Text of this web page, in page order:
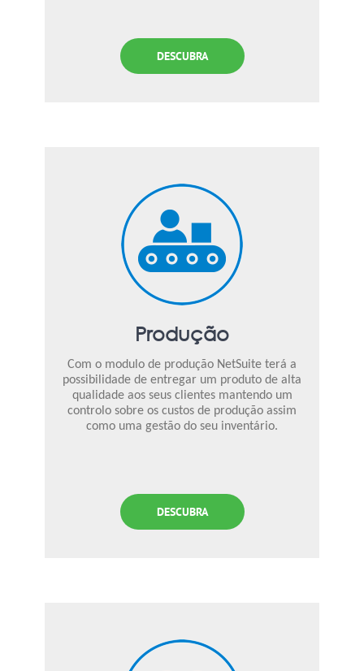
DESCUBRA
Produção
Com o modulo de produção NetSuite terá a
possibilidade de entregar um produto de alta
qualidade aos seus clientes mantendo um
controlo sobre os custos de produção assim
como uma gestão do seu inventário.
DESCUBRA